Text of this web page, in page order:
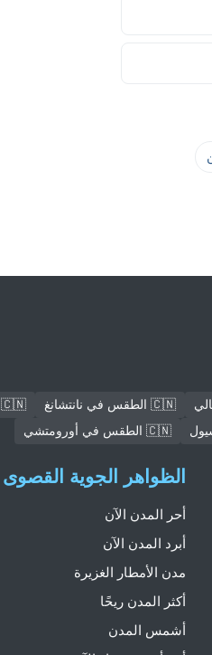
🇨🇳 الطقس في نانتشانغ
🇨🇳 الطقس في هانغتشو
🇨🇳 الطقس في أورومتشي
الظواهر الجوية القصوى
أحر المدن الآن
أبرد المدن الآن
مدن الأمطار الغزيرة
أكثر المدن ريحًا
أشمس المدن